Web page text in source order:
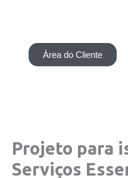
Área do Cliente
Projeto para
Serviços